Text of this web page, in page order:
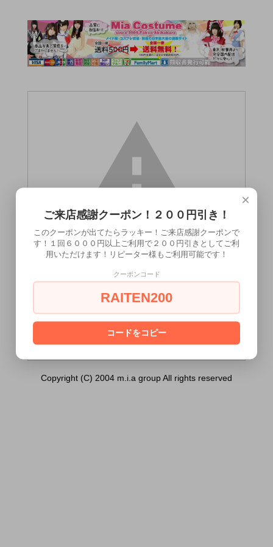
イズ）は18歳未満の方には販売できませ
[ はい ] [ いいえ ]
Copyright (C) 2004 m.i.a group All rights reserved
×
ご来店感謝クーポン！２００円引き！
このクーポンが出てたらラッキー！ご来店感謝クーポンで
す！１回６０００円以上ご利用で２００円引きとしてご利
用いただけます！リピーター様もご利用可能です！
クーポンコード
RAITEN200
コードをコピー